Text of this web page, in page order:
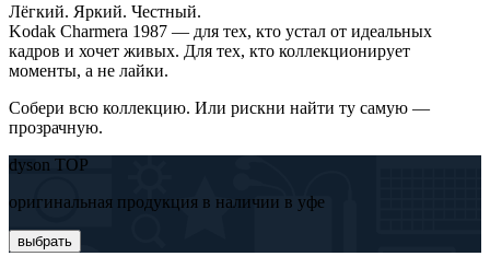
Лёгкий. Яркий. Честный.
Kodak Charmera 1987 — для тех, кто устал от идеальных
кадров и хочет живых. Для тех, кто коллекционирует
моменты, а не лайки.
Собери всю коллекцию. Или рискни найти ту самую —
прозрачную.
dyson TOP
оригинальная продукция в наличии в уфе
выбрать